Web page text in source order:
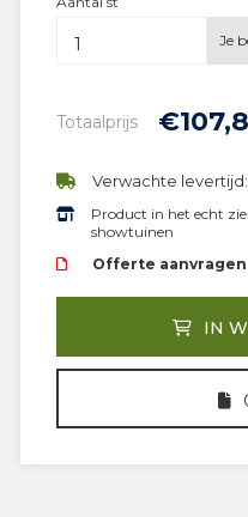
Je
Totaalprijs €107,
Verwachte
Product in het echt
showtuinen
Offerte
IN